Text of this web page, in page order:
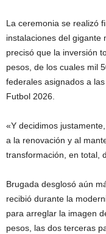
La ceremonia se realizó
instalaciones del gigante
precisó que la inversión
pesos, de los cuales mil
federales asignados a
Futbol 2026.
«Y decidimos
a la renovación y al
transformación, en total,
Brugada desglosó aún
recibió durante la
para arreglar la imagen
pesos, las dos terceras